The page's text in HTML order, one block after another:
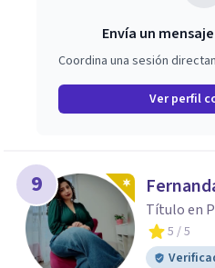
Envía un
Coordina una sesión
Ver perfil
9
Título en
5 / 5